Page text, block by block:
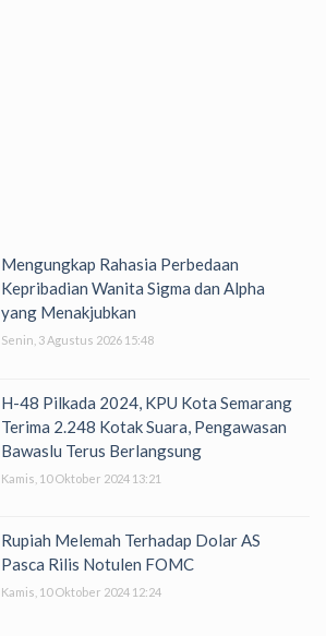
Mengungkap Rahasia Perbedaan
Kepribadian Wanita Sigma dan Alpha
yang Menakjubkan
Senin, 3 Agustus 2026 15:48
H-48 Pilkada 2024, KPU Kota Semarang
Terima 2.248 Kotak Suara, Pengawasan
Bawaslu Terus Berlangsung
Kamis, 10 Oktober 2024 13:21
Rupiah Melemah Terhadap Dolar AS
Pasca Rilis Notulen FOMC
Kamis, 10 Oktober 2024 12:24